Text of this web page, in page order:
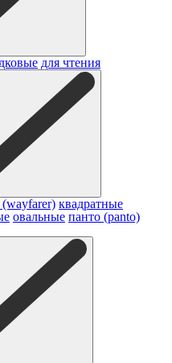
для чтения
квадратные
овальные панто (panto)